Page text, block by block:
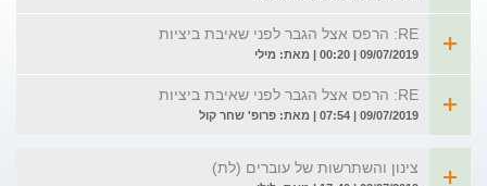
RE: הרפס אצל הגבר לפני שאיבת ביציות
09/07/2019 | 00:20 | מאת: מילי
RE: הרפס אצל הגבר לפני שאיבת ביציות
09/07/2019 | 07:54 | מאת: פרופ' שחר קול
צינון והשתרשות של עוברים (לת)